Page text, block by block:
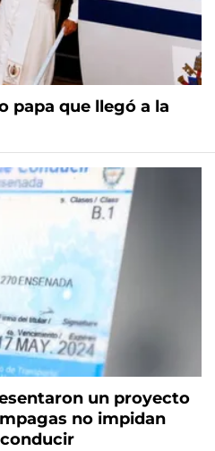
papa que llegó a la
un proyecto
no impidan